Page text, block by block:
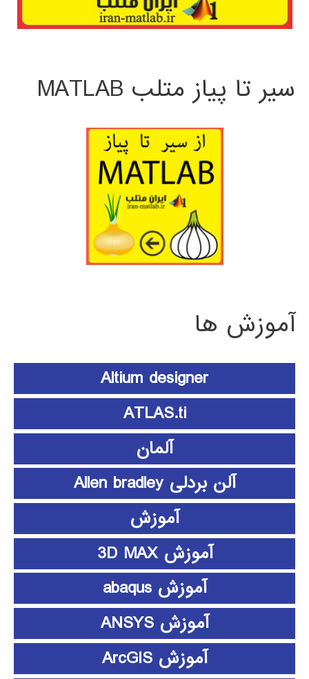
سیر تا پیاز متلب MATLAB
آموزش ها
Altium designer
ATLAS.ti
آلمان
آلن بردلی Allen bradley
آموزش
آموزش 3D MAX
آموزش abaqus
آموزش ANSYS
آموزش ArcGIS